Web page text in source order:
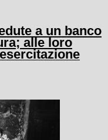
a un banco
alle loro